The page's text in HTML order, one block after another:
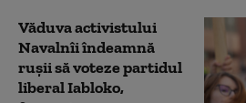
Văduva activistului
Navalnîi îndeamnă
ruşii să voteze partidul
liberal Iabloko,